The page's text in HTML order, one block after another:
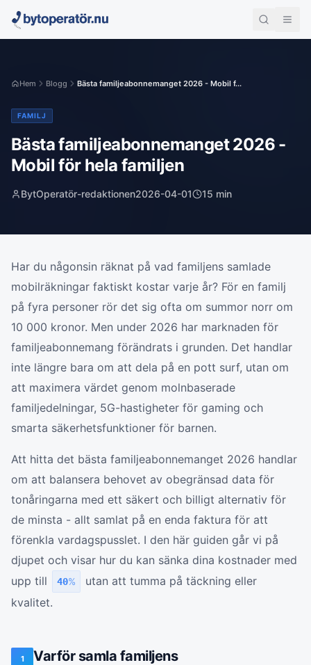
Hem Blogg Bästa familjeabonnemanget 2026 - Mobil f...
FAMILJ
Bästa familjeabonnemanget 2026 -
Mobil för hela familjen
BytOperatör-redaktionen2026-04-01 15 min
Har du någonsin räknat på vad familjens samlade
mobilräkningar faktiskt kostar varje år? För en familj
på fyra personer rör det sig ofta om summor norr om
10 000 kronor. Men under 2026 har marknaden för
familjeabonnemang förändrats i grunden. Det handlar
inte längre bara om att dela på en pott surf, utan om
att maximera värdet genom molnbaserade
familjedelningar, 5G-hastigheter för gaming och
smarta säkerhetsfunktioner för barnen.
Att hitta det bästa familjeabonnemanget 2026 handlar
om att balansera behovet av obegränsad data för
tonåringarna med ett säkert och billigt alternativ för
de minsta - allt samlat på en enda faktura för att
förenkla vardagspusslet. I den här guiden går vi på
djupet och visar hur du kan sänka dina kostnader med
upp till
40%
utan att tumma på täckning eller
kvalitet.
1
Varför samla familjens